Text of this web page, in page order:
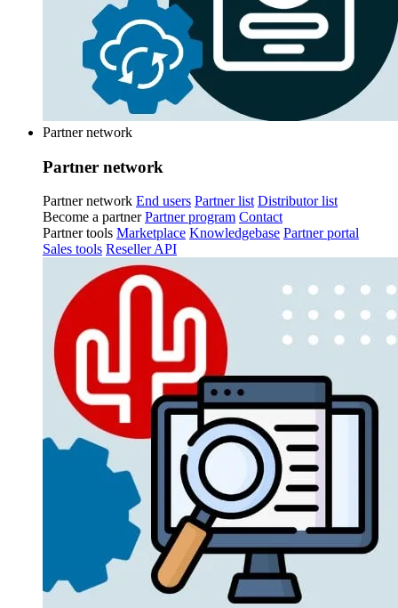
Partner network
Partner network
Partner network End users Partner list Distributor list
Become a partner Partner program Contact
Partner tools Marketplace Knowledgebase Partner portal
Sales tools Reseller API